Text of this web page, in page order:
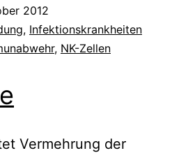
2012
, Infektionskrankheiten
, NK-Zellen
Vermehrung der